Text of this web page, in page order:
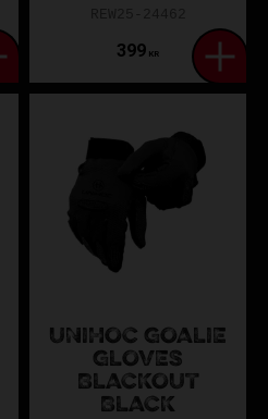
399 KR
UNIHOC GOALIE
GLOVES
BLACKOUT
BLACK